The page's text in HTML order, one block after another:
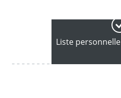
Liste personnelle